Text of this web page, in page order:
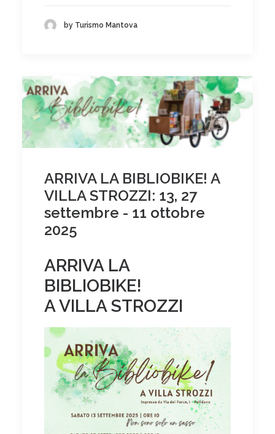
by Turismo Mantova
ARRIVA LA BIBLIOBIKE! A
VILLA STROZZI: 13, 27
settembre - 11 ottobre
2025
ARRIVA LA
BIBLIOBIKE!
A VILLA STROZZI